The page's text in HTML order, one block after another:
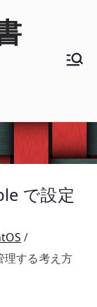
で設定
理する考え方